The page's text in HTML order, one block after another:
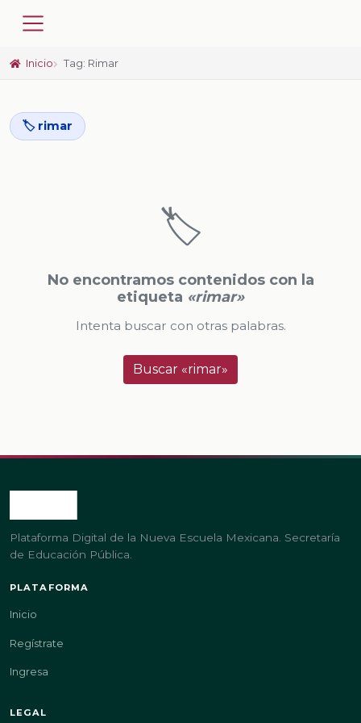
Inicio Tag: Rimar
🏷️ rimar
🏷️
No encontramos contenidos con la
etiqueta «rimar»
Intenta buscar con otras palabras.
Buscar «rimar»
Plataforma Digital de la Nueva Escuela Mexicana. Secretaría
de Educación Pública.
PLATAFORMA
Inicio
Regístrate
Ingresa
LEGAL